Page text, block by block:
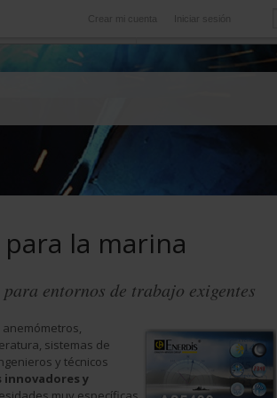
Iniciar sesión
Crear mi cuenta
filiales en el extranjero
la marina
entornos de trabajo exigentes
sistemas de
y técnicos
innovadores y